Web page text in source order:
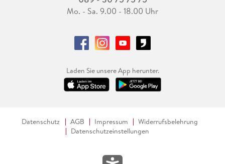
Mo. - Sa. 9.00 - 18.00 Uhr
Laden Sie unsere App herunter.
Datenschutz AGB Impressum
Widerrufsbelehrung
Datenschutzeinstellungen